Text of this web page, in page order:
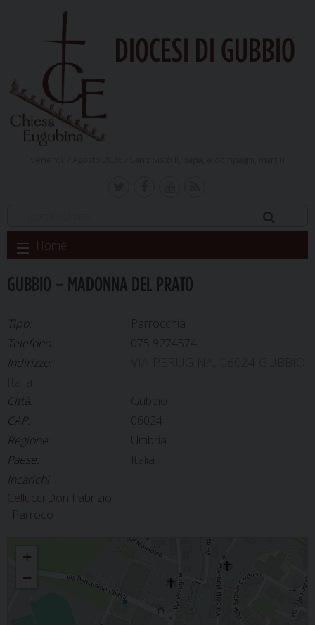
DIOCESI DI GUBBIO
Skip
to
Home
GUBBIO – MADONNA DEL PRATO
Tipo:
Parrocchia
Telefono:
075 9274574
Indirizzo:
Città:
Gubbio
CAP:
06024
Regione:
Umbria
Paese:
Italia
Incarichi
Cellucci Don Fabrizio
: Parroco
GUBBIO - MADONNA DEL PRATO
+
−